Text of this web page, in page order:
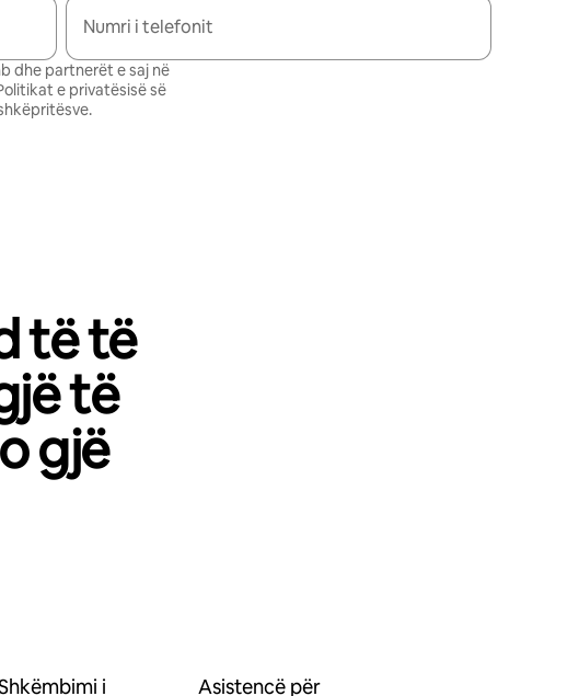
Numri i telefonit
dhe partnerët e saj në
e privatësisë së
.
të të
të
gjë
i
Asistencë për